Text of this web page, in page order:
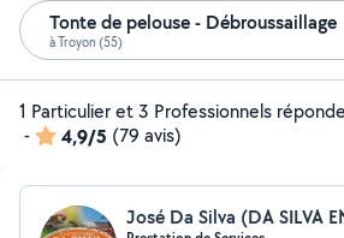
Tonte de pelouse - Débroussaillage
à Troyon (55)
1 Particulier et 3 Professionnels
-
4,9/5 (79 avis)
José Da Silva (DA SILVA